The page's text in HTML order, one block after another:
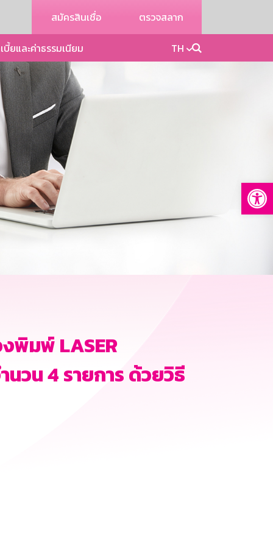
สมัครสินเชื่อ ตรวจสลาก
บี้ยและค่าธรรมเนียม TH
พิมพ์ LASER
นวน 4 รายการ ด้วยวิธี